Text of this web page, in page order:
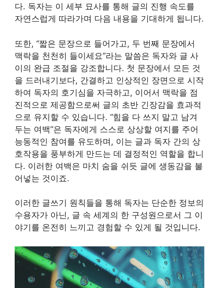
다. 독자는 이 세부 묘사를 통해 글의 진행 속도를
자연스럽게 따라가며 다음 내용을 기대하게 됩니다.
또한, “짧은 문장으로 들어가고, 두 번째 문장에서
맥락을 천천히 들이세요”라는 말씀은 독자와 글 사
이의 완급 조절을 강조합니다. 첫 문장에서 모든 것
을 드러내기보다, 간결하고 인상적인 장면으로 시작
하여 독자의 호기심을 자극하고, 이어서 맥락을 점
진적으로 제공함으로써 글의 초반 긴장감을 효과적
으로 유지할 수 있습니다. “힘을 다 쓰지 말고 남겨
두는 여백”은 독자에게 스스로 상상할 여지를 주어
능동적인 참여를 유도하며, 이는 글과 독자 간의 상
호작용을 풍부하게 만드는 데 결정적인 역할을 합니
다. 이러한 여백은 마치 숨을 쉬듯 글에 생동감을 불
어넣는 것이죠.
이러한 글쓰기 원칙들을 통해 독자는 단순한 정보의
수용자가 아닌, 글 속 세계의 한 구성원으로서 그 이
야기를 온전히 느끼고 경험할 수 있게 될 것입니다.